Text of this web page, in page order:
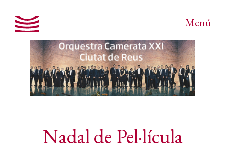
Menú
Nadal de Pel·lícula